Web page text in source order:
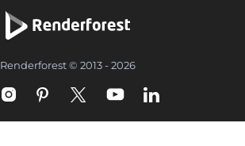
Renderforest © 2013 - 2026